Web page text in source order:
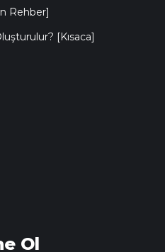
Rehber]
[Kısaca]
Ol